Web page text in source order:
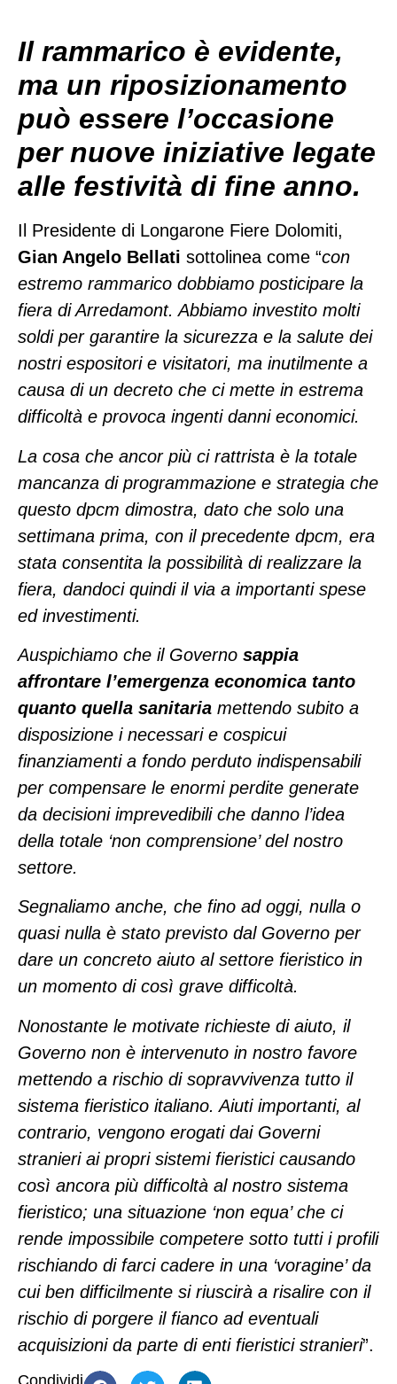
Il rammarico è evidente,
ma un riposizionamento
può essere l’occasione
per nuove iniziative legate
alle festività di fine anno.
Il Presidente di Longarone Fiere Dolomiti,
Gian Angelo Bellati sottolinea come “con
estremo rammarico dobbiamo posticipare la
fiera di Arredamont. Abbiamo investito molti
soldi per garantire la sicurezza e la salute dei
nostri espositori e visitatori, ma inutilmente a
causa di un decreto che ci mette in estrema
difficoltà e provoca ingenti danni economici.
La cosa che ancor più ci rattrista è la totale
mancanza di programmazione e strategia che
questo dpcm dimostra, dato che solo una
settimana prima, con il precedente dpcm, era
stata consentita la possibilità di realizzare la
fiera, dandoci quindi il via a importanti spese
ed investimenti.
Auspichiamo che il Governo sappia
affrontare l’emergenza economica tanto
quanto quella sanitaria mettendo subito a
disposizione i necessari e cospicui
finanziamenti a fondo perduto indispensabili
per compensare le enormi perdite generate
da decisioni imprevedibili che danno l’idea
della totale ‘non comprensione’ del nostro
settore.
Segnaliamo anche, che fino ad oggi, nulla o
quasi nulla è stato previsto dal Governo per
dare un concreto aiuto al settore fieristico in
un momento di così grave difficoltà.
Nonostante le motivate richieste di aiuto, il
Governo non è intervenuto in nostro favore
mettendo a rischio di sopravvivenza tutto il
sistema fieristico italiano. Aiuti importanti, al
contrario, vengono erogati dai Governi
stranieri ai propri sistemi fieristici causando
così ancora più difficoltà al nostro sistema
fieristico; una situazione ‘non equa’ che ci
rende impossibile competere sotto tutti i profili
rischiando di farci cadere in una ‘voragine’ da
cui ben difficilmente si riuscirà a risalire con il
rischio di porgere il fianco ad eventuali
acquisizioni da parte di enti fieristici stranieri”.